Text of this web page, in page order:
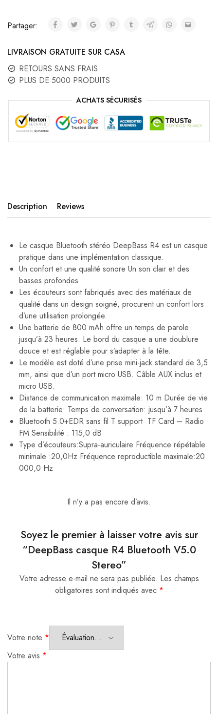
Partager:
LIVRAISON GRATUITE SUR CASA
RETOURS SANS FRAIS
PLUS DE 5000 PRODUITS
ACHATS SÉCURISÉS
Description Reviews
Le casque Bluetooth stéréo DeepBass R4 est un casque
pratique dans une implémentation classique.
Un confort et une qualité sonore Un son clair et des
basses profondes
Les écouteurs sont fabriqués avec des matériaux de
qualité dans un design soigné, procurent un confort lors
d’une utilisation prolongée.
Une batterie de 800 mAh offre un temps de parole
jusqu’à 23 heures. Le bord du casque a une doublure
douce et est réglable pour s’adapter à la tête.
Le modèle est doté d’une prise mini-jack standard de 3,5
mm, ainsi que d’un port micro USB. Câble AUX inclus et
micro USB.
Distance de communication maximale: 10 m Durée de vie
de la batterie: Temps de conversation: jusqu’à 7 heures
Bluetooth 5.0+EDR sans fil T support TF Card – Radio
FM Sensibilité : 115,0 dB
Type d’écouteurs:Supra-auriculaire Fréquence répétable
minimale :20,0Hz Fréquence reproductible maximale:20
000,0 Hz
Il n’y a pas encore d’avis.
Soyez le premier à laisser votre avis sur
“DeepBass casque R4 Bluetooth V5.0
Stereo”
Votre adresse e-mail ne sera pas publiée. Les champs
obligatoires sont indiqués avec *
Votre note *
Votre avis *